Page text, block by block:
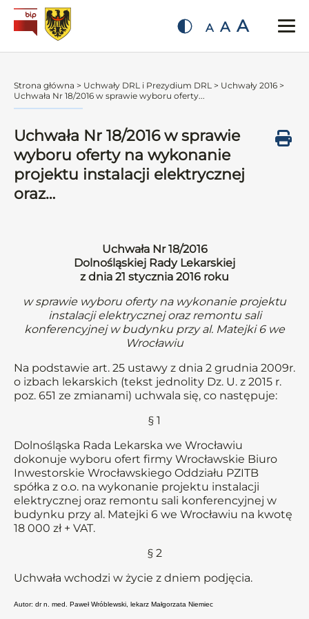
A A A
Strona główna > Uchwały DRL i Prezydium DRL > Uchwały 2016 >
Uchwała Nr 18/2016 w sprawie wyboru oferty...
Uchwała Nr 18/2016 w sprawie
wyboru oferty na wykonanie
projektu instalacji elektrycznej
oraz…
Uchwała Nr 18/2016
Dolnośląskiej Rady Lekarskiej
z dnia 21 stycznia 2016 roku
w sprawie wyboru oferty na wykonanie projektu
instalacji elektrycznej oraz remontu sali
konferencyjnej w budynku przy al. Matejki 6 we
Wrocławiu
Na podstawie art. 25 ustawy z dnia 2 grudnia 2009r.
o izbach lekarskich (tekst jednolity Dz. U. z 2015 r.
poz. 651 ze zmianami) uchwala się, co następuje:
§ 1
Dolnośląska Rada Lekarska we Wrocławiu
dokonuje wyboru ofert firmy Wrocławskie Biuro
Inwestorskie Wrocławskiego Oddziału PZITB
spółka z o.o. na wykonanie projektu instalacji
elektrycznej oraz remontu sali konferencyjnej w
budynku przy al. Matejki 6 we Wrocławiu na kwotę
18 000 zł + VAT.
§ 2
Uchwała wchodzi w życie z dniem podjęcia.
Autor: dr n. med. Paweł Wróblewski, lekarz Małgorzata Niemiec